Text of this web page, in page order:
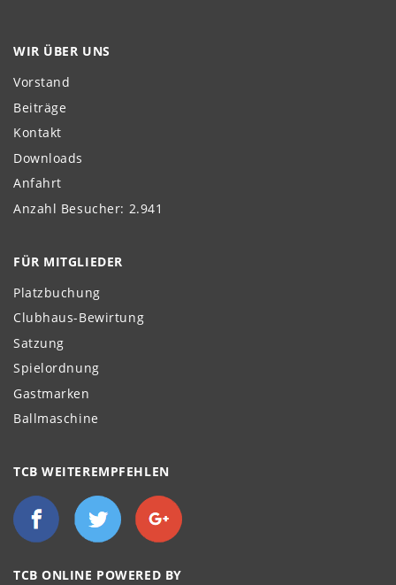
WIR ÜBER UNS
Vorstand
Beiträge
Kontakt
Downloads
Anfahrt
Anzahl Besucher: 2.941
FÜR MITGLIEDER
Platzbuchung
Clubhaus-Bewirtung
Satzung
Spielordnung
Gastmarken
Ballmaschine
TCB WEITEREMPFEHLEN
TCB ONLINE POWERED BY